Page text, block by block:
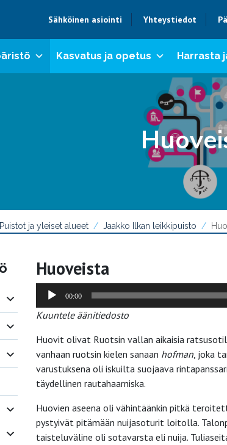
Sähköinen asiointi Yhteystiedot
Kasvatus ja opetus Harrasta
Puistot ja yleiset alueet Jaakko Ilkan leikkipuisto
Huoveista
Äänitoistin00:00
Kuuntele äänitiedosto
Huovit olivat Ruotsin vallan aikaisia
vanhaan ruotsin kielen sanaan hofman, joka
varustuksena oli iskuilta suojaava
täydellinen rautahaarniska.
Huovien aseena oli vähintäänkin pitkä
pystyivät pitämään nuijasoturit loitolla.
taisteluväline oli sotavarsta eli nuija.